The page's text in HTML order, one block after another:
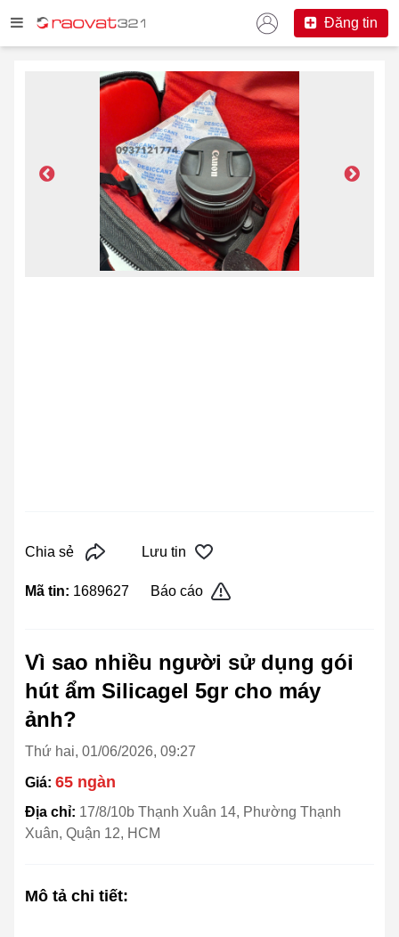
Đăng tin
Chia sẻ Lưu tin
Mã tin: 1689627 Báo cáo
Vì sao nhiều người sử dụng gói
hút ẩm Silicagel 5gr cho máy
ảnh?
Thứ hai, 01/06/2026, 09:27
Giá: 65 ngàn
Địa chỉ: 17/8/10b Thạnh Xuân 14, Phường Thạnh
Xuân, Quận 12, HCM
Mô tả chi tiết: